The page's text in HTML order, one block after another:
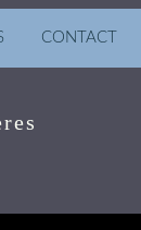
CONTACT